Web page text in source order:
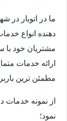
ما در اتوبار در
دهنده انواع
مشتریان خود با
ارائه خدمات
مطمئن ترین
از نمونه خدمات
نمود؛